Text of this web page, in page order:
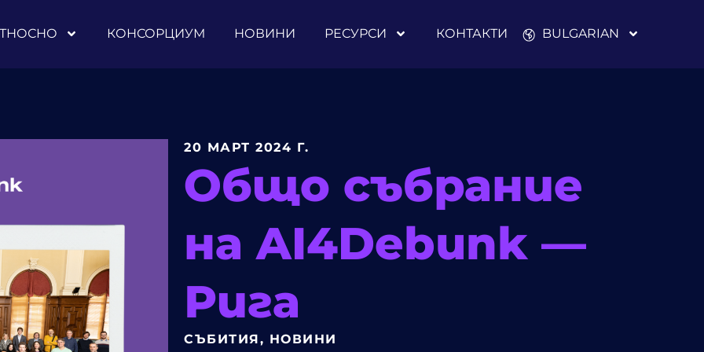
КОНСОРЦИУМ НОВИНИ РЕСУРСИ КОНТАКТИ BULGARIAN
20 МАРТ 2024 Г.
Общо събрание
на AI4Debunk —
Рига
СЪБИТИЯ, НОВИНИ